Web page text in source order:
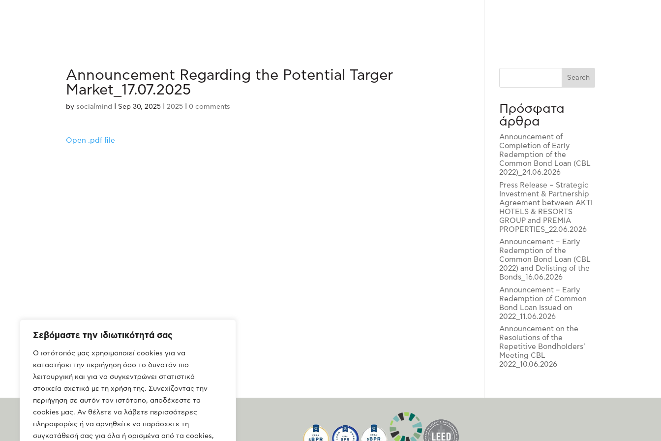
Σεβόμαστε την ιδιωτικότητά σας
Ο ιστότοπός μας χρησιμοποιεί cookies για να
καταστήσει την περιήγηση όσο το δυνατόν πιο
λειτουργική και για να συγκεντρώνει στατιστικά
στοιχεία σχετικά με τη χρήση της. Συνεχίζοντας την
περιήγηση σε αυτόν τον ιστότοπο, αποδέχεστε τα
cookies μας. Αν θέλετε να λάβετε περισσότερες
πληροφορίες ή να αρνηθείτε να παράσχετε τη
συγκατάθεσή σας για όλα ή ορισμένα από τα cookies,
Announcement Regarding the Potential Targer
Market_17.07.2025
by socialmind Sep 30, 2025 |2025 0 comments
Open .pdf file
Search
Πρόσφατα
άρθρα
Announcement of
Completion of Early
Redemption of the
Common Bond Loan (CBL
2022)_24.06.2026
Press Release – Strategic
Investment & Partnership
Agreement between AKTI
HOTELS & RESORTS
GROUP and PREMIA
PROPERTIES_22.06.2026
Announcement – Early
Redemption of the
Common Bond Loan (CBL
2022) and Delisting of the
Bonds_16.06.2026
Announcement – Early
Redemption of Common
Bond Loan Issued on
2022_11.06.2026
Announcement on the
Resolutions of the
Repetitive Bondholders’
Meeting CBL
2022_10.06.2026